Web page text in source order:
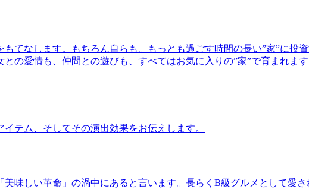
てなします。もちろん自らも。もっとも過ごす時間の長い”家”に投
の愛情も、仲間との遊びも、すべてはお気に入りの”家”で育まれま
テム、そしてその演出効果をお伝えします。
味しい革命」の渦中にあると言います。長らくB級グルメとして愛